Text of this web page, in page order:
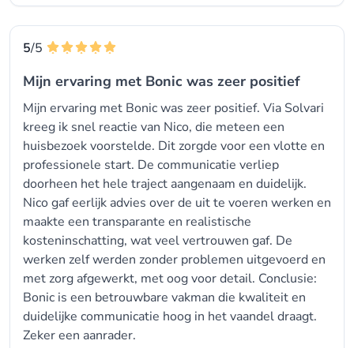
5/5
Mijn ervaring met Bonic was zeer positief
Mijn ervaring met Bonic was zeer positief. Via Solvari
kreeg ik snel reactie van Nico, die meteen een
huisbezoek voorstelde. Dit zorgde voor een vlotte en
professionele start. De communicatie verliep
doorheen het hele traject aangenaam en duidelijk.
Nico gaf eerlijk advies over de uit te voeren werken en
maakte een transparante en realistische
kosteninschatting, wat veel vertrouwen gaf. De
werken zelf werden zonder problemen uitgevoerd en
met zorg afgewerkt, met oog voor detail. Conclusie:
Bonic is een betrouwbare vakman die kwaliteit en
duidelijke communicatie hoog in het vaandel draagt.
Zeker een aanrader.